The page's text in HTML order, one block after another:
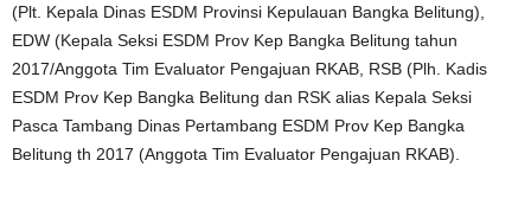
(Plt. Kepala Dinas ESDM Provinsi Kepulauan Bangka Belitung),
EDW (Kepala Seksi ESDM Prov Kep Bangka Belitung tahun
2017/Anggota Tim Evaluator Pengajuan RKAB, RSB (Plh. Kadis
ESDM Prov Kep Bangka Belitung dan RSK alias Kepala Seksi
Pasca Tambang Dinas Pertambang ESDM Prov Kep Bangka
Belitung th 2017 (Anggota Tim Evaluator Pengajuan RKAB).